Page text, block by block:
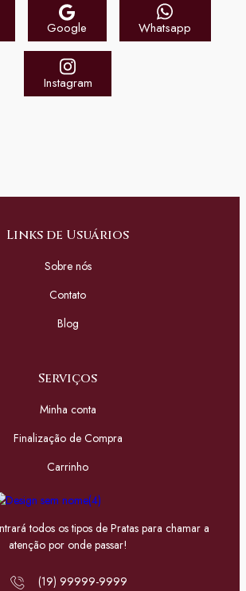
Google Whatsapp
Instagram
Links de Usuários
Sobre nós
Contato
Blog
Serviços
Minha conta
Finalização de Compra
Carrinho
todos os tipos de Pratas para chamar a
atenção por onde passar!
(19) 99999-9999